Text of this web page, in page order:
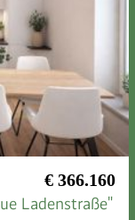
€ 366.160
Ladenstraße"